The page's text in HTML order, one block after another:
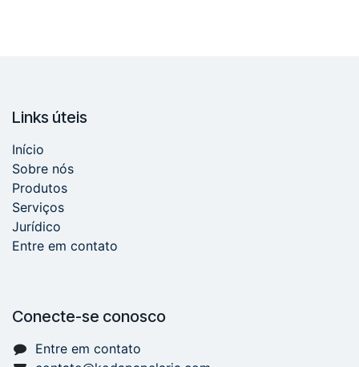
Links úteis
Início
Sobre nós
Produtos
Serviços
Jurídico
Entre em contato
Conecte-se conosco
Entre em contato